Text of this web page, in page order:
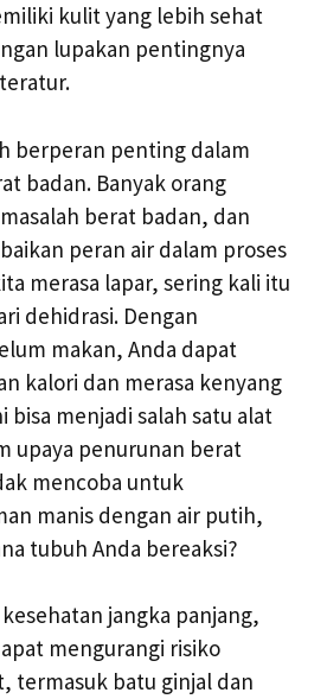
kulit yang lebih sehat
lupakan pentingnya
berperan penting dalam
badan. Banyak orang
berat badan, dan
peran air dalam proses
merasa lapar, sering kali itu
dehidrasi. Dengan
makan, Anda dapat
kalori dan merasa kenyang
bisa menjadi salah satu alat
upaya penurunan berat
mencoba untuk
manis dengan air putih,
tubuh Anda bereaksi?
jangka panjang,
mengurangi risiko
termasuk batu ginjal dan